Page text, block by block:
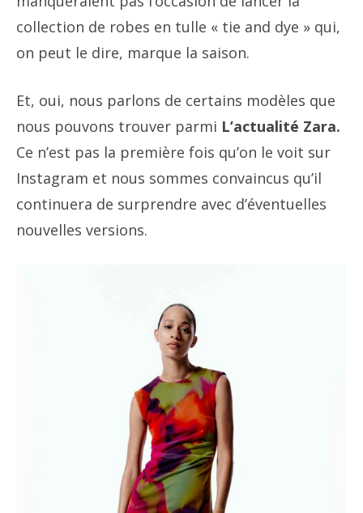
collection de robes en tulle « tie and dye » qui,
on peut le dire, marque la saison.
Et, oui, nous parlons de certains modèles que
nous pouvons trouver parmi L’actualité Zara.
Ce n’est pas la première fois qu’on le voit sur
Instagram et nous sommes convaincus qu’il
continuera de surprendre avec d’éventuelles
nouvelles versions.